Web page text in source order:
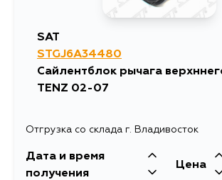
SAT
STGJ6A34480
Сайлентблок рычага
TENZ 02-07
Отгрузка со склада г. Владивосток
Дата и время
получения
Цена